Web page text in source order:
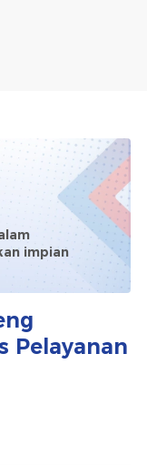
impian
Pelayanan